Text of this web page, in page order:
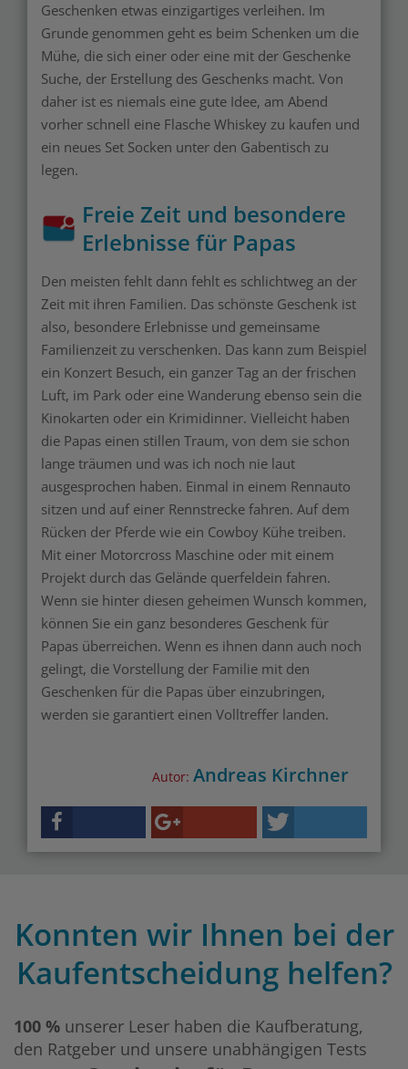
Geschenken etwas einzigartiges verleihen. Im
Grunde genommen geht es beim Schenken um die
Mühe, die sich einer oder eine mit der Geschenke
Suche, der Erstellung des Geschenks macht. Von
daher ist es niemals eine gute Idee, am Abend
vorher schnell eine Flasche Whiskey zu kaufen und
ein neues Set Socken unter den Gabentisch zu
legen.
Freie Zeit und besondere
Erlebnisse für Papas
Den meisten fehlt dann fehlt es schlichtweg an der
Zeit mit ihren Familien. Das schönste Geschenk ist
also, besondere Erlebnisse und gemeinsame
Familienzeit zu verschenken. Das kann zum Beispiel
ein Konzert Besuch, ein ganzer Tag an der frischen
Luft, im Park oder eine Wanderung ebenso sein die
Kinokarten oder ein Krimidinner. Vielleicht haben
die Papas einen stillen Traum, von dem sie schon
lange träumen und was ich noch nie laut
ausgesprochen haben. Einmal in einem Rennauto
sitzen und auf einer Rennstrecke fahren. Auf dem
Rücken der Pferde wie ein Cowboy Kühe treiben.
Mit einer Motorcross Maschine oder mit einem
Projekt durch das Gelände querfeldein fahren.
Wenn sie hinter diesen geheimen Wunsch kommen,
können Sie ein ganz besonderes Geschenk für
Papas überreichen. Wenn es ihnen dann auch noch
gelingt, die Vorstellung der Familie mit den
Geschenken für die Papas über einzubringen,
werden sie garantiert einen Volltreffer landen.
Autor: Andreas Kirchner
Konnten wir Ihnen bei der
Kaufentscheidung helfen?
100 % unserer Leser haben die Kaufberatung,
den Ratgeber und unsere unabhängigen Tests